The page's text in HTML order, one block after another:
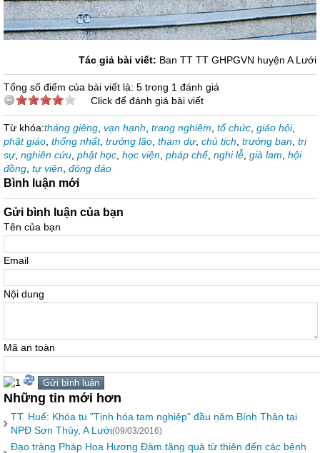
Tác giả bài viết: Ban TT TT GHPGVN huyện A Lưới
Tổng số điểm của bài viết là: 5 trong 1 đánh giá
Click để đánh giá bài viết
Từ khóa:tháng giêng vạn hạnh trang nghiêm tổ chức giáo hội,
phật giáo thống nhất, trưởng lão tham dự, chủ tịch trưởng ban trị
sự, nghiên cứu phật học học viện pháp chế, nghi lễ già lam hội
đồng tự viện đông đảo
Bình luận mới
Gửi bình luận của bạn
Tên của bạn
Email
Nội dung
Mã an toàn
Những tin mới hơn
TT. Huế: Khóa tu "Tịnh hóa tam nghiệp" đầu năm Bính Thân tại
NPĐ Sơn Thủy, A Lưới(09/03/2016)
Đạo tràng Pháp Hoa Hương Đàm tặng quà từ thiện đến các bệnh